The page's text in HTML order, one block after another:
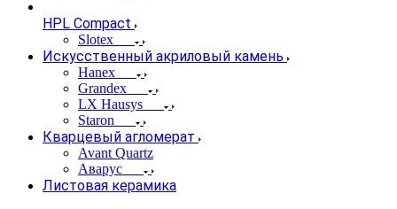
HPL Compact
Slotex
Искусственный акриловый камень
Hanex
Grandex
LX Hausys
Staron
Кварцевый агломерат
Avant Quartz
Аварус
Листовая керамика